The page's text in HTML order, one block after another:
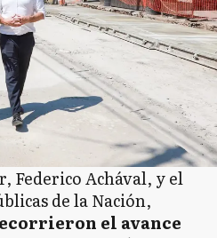
Federico Achával, y el
de la Nación,
el avance